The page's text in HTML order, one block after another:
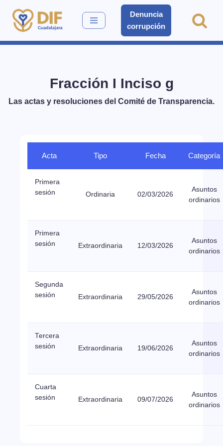
Saltar
Denuncia
corrupción
Fracción I Inciso g
Las actas y resoluciones del Comité de Transparencia.
Acta Tipo Fecha Categoría
Primera
sesión
Ordinaria 02/03/2026
Asuntos
ordinarios
Primera
sesión
Extraordinaria 12/03/2026
Asuntos
ordinarios
Segunda
sesión
Extraordinaria 29/05/2026
Asuntos
ordinarios
Tercera
sesión
Extraordinaria 19/06/2026
Asuntos
ordinarios
Cuarta
sesión
Extraordinaria 09/07/2026
Asuntos
ordinarios